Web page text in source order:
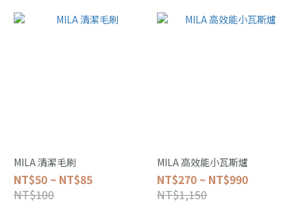
MILA 清潔毛刷
NT$50 ~ NT$85
NT$100
MILA 高效能小瓦斯爐
NT$270 ~ NT$990
NT$1,150